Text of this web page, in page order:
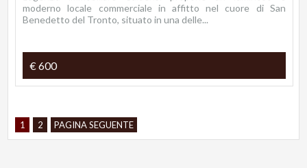
moderno locale commerciale in affitto nel cuore di San
Benedetto del Tronto, situato in una delle...
€ 600
1 2 PAGINA SEGUENTE